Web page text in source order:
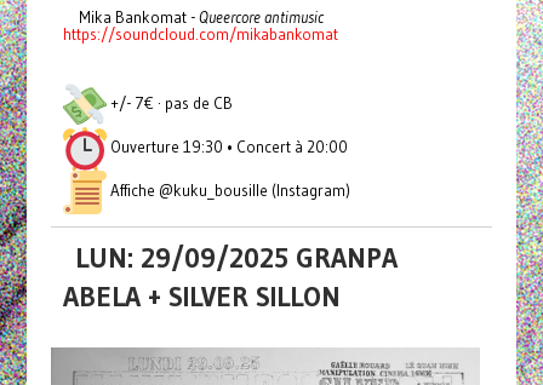
Mika Bankomat -Queercore antimusic
https://soundcloud.com/mikabankomat
+/- 7€ · pas de CB
Ouverture 19:30 • Concert à 20:00
Affiche @kuku_bousille (Instagram)
LUN: 29/09/2025 GRANPA
ABELA + SILVER SILLON